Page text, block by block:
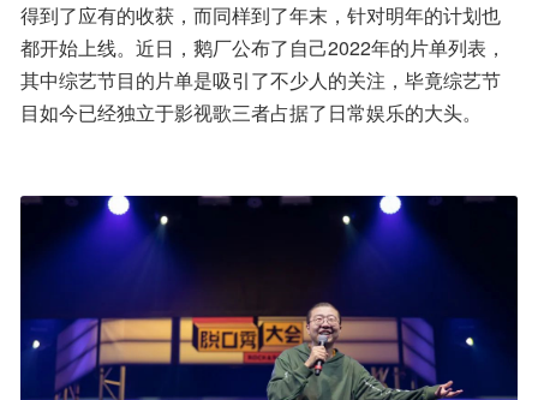
得到了应有的收获，而同样到了年末，针对明年的计划也
都开始上线。近日，鹅厂公布了自己2022年的片单列表，
其中综艺节目的片单是吸引了不少人的关注，毕竟综艺节
目如今已经独立于影视歌三者占据了日常娱乐的大头。